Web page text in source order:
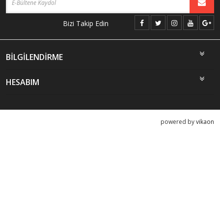
Bizi Takip Edin
BİLGİLENDİRME
HESABIM
powered byvikaon